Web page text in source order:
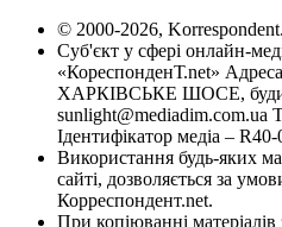
© 2000-2026,
Суб'єкт у сфері онлайн-
«КореспонденТ.net»
ХАРКІВСЬКЕ ШОСЕ,
sunlight@mediadim.com.ua
Ідентифікатор медіа –
Використання будь-яких
сайті, дозволяється за
Корреспондент.net.
При копіюванні